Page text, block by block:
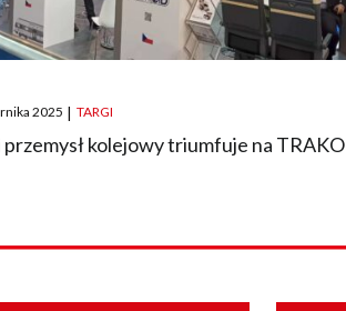
2025 | TARGI
przemysł kolejowy triumfuje na TRAKO